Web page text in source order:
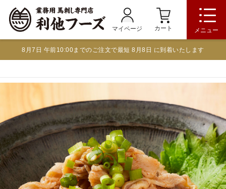
マイページ カート メニュー
8月7日 午前10:00までのご注文で最短 8月8日 に到着いたします